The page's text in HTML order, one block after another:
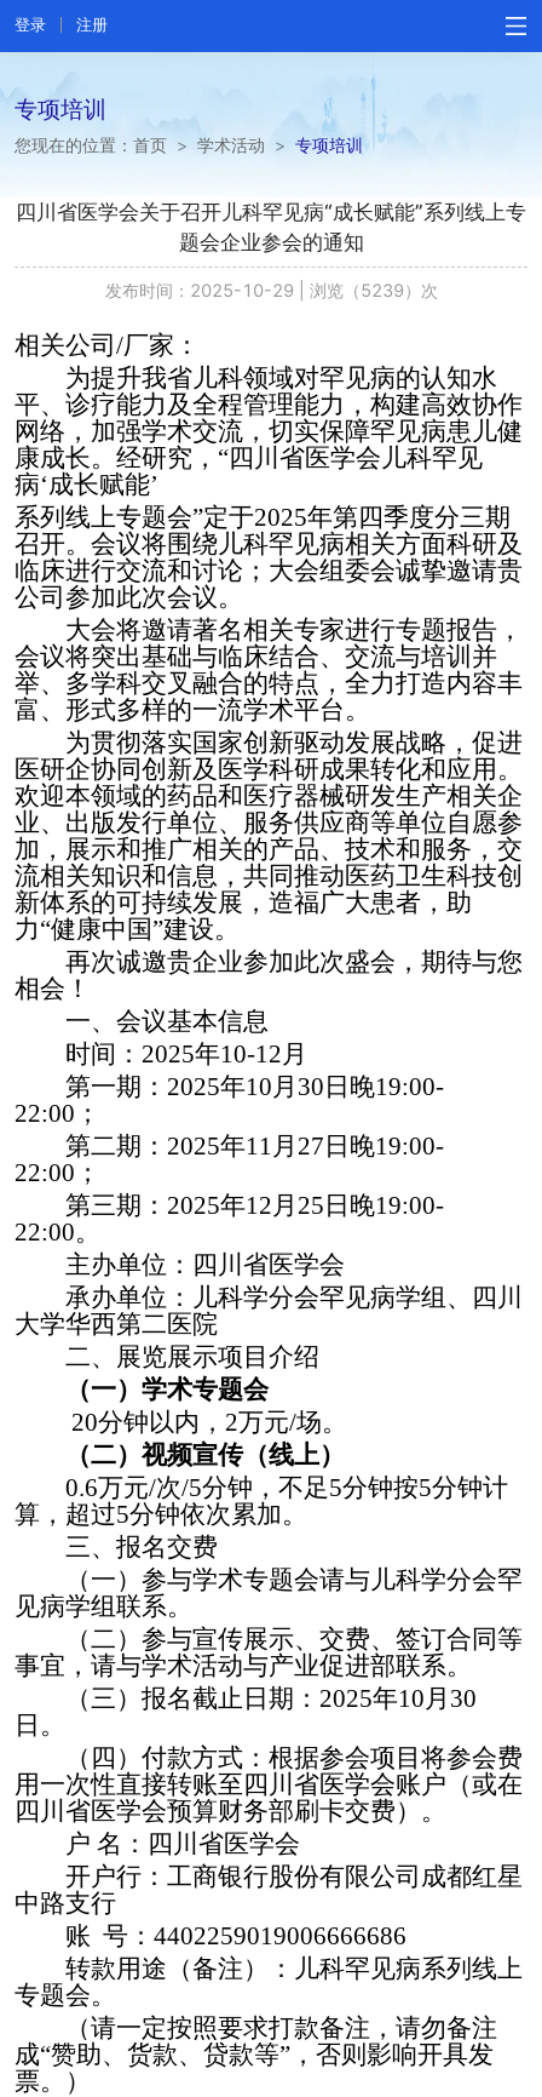
登录 注册
专项培训
您现在的位置： 首页 > 学术活动 > 专项培训
四川省医学会关于召开儿科罕见病“成长赋能”系列线上专
题会企业参会的通知
发布时间：2025-10-29 浏览（5239）次
相关公司 /厂家：
为提升我省儿科领域对罕见病的认知水
平、诊疗能力及全程管理能力，构建高效协作
网络， 加强学术交流， 切实保障罕见病患儿健
康成长。经研究， “四川省医学会 儿科罕见
病‘成长赋能’
系列 线上专题会”定于2025年第四季度分三期
召开。 会议将围绕 儿科罕见病相关方面科研及
临床进行交流和讨论；大会组委会诚挚邀请贵
公司参加此次会议。
大会将邀请著名相关专家进行专题报告，
会议将突出基础与临床结合、交流与培训并
举、多学科交叉融合的特点，全力打造内容丰
富、形式多样的一流学术平台。
为贯彻落实国家创新驱动发展战略，促进
医研企协同创新及医学科研成果转化和应用。
欢迎本领域的药品和医疗器械研发生产相关企
业、出版发行单位、服务供应商等单位自愿参
加，展示和推广相关的产品、技术和服务，交
流相关知识和信息，共同推动医药卫生科技创
新体系的可持续发展，造福广大患者，助
力“健康中国”建设。
再次诚邀贵企业参加此次盛会，期待与您
相会！
一、会议基本信息
时间： 2025年10-12月
第一期： 2025年10 月 30 日 晚19:00-
22:00；
第二期： 2025年11月27日晚19:00-
22:00；
第三期： 2025年12月25日晚19:00-
22:00。
主办单位：四川省医学会
承办单位： 儿科学分会罕见病学组、四川
大学华西第二医院
二、展览展示项目介绍
（一）学术专题会
20分钟以内， 2万元/场。
（二）视频宣传（线上）
0.6万元/次/5分钟，不足5分钟按5分钟计
算， 超过5分钟依次累加。
三、报名交费
（一）参与学术专题会请与 儿科学分会罕
见病学组联系。
（二）参与宣传展示、交费、签订合同等
事宜，请与学术活动与产业促进部联系。
（三）报名截止日期： 2025年10 月 30
日。
（四）付款方式：根据参会项目将参会费
用一次性直接转账至四川省医学会账户（或在
四川省医学会预算财务部刷卡交费）。
户 名：四川省医学会
开户行：工商银行股份有限公司成都红星
中路支行
账 号：4402259019006666686
转款用途（备注）： 儿科罕见病系列线上
专题会。
（请一定按照要求打款备注，请勿备注
成“赞助、货款、贷款等”，否则影响开具发
票。）